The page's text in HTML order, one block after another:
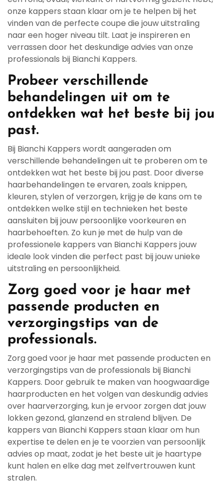
onze kappers staan klaar om je te helpen bij het
vinden van de perfecte coupe die jouw uitstraling
naar een hoger niveau tilt. Laat je inspireren en
verrassen door het deskundige advies van onze
professionals bij Bianchi Kappers.
Probeer verschillende
behandelingen uit om te
ontdekken wat het beste bij jou
past.
Bij Bianchi Kappers wordt aangeraden om
verschillende behandelingen uit te proberen om te
ontdekken wat het beste bij jou past. Door diverse
haarbehandelingen te ervaren, zoals knippen,
kleuren, stylen of verzorgen, krijg je de kans om te
ontdekken welke stijl en technieken het beste
aansluiten bij jouw persoonlijke voorkeuren en
haarbehoeften. Zo kun je met de hulp van de
professionele kappers van Bianchi Kappers jouw
ideale look vinden die perfect past bij jouw unieke
uitstraling en persoonlijkheid.
Zorg goed voor je haar met
passende producten en
verzorgingstips van de
professionals.
Zorg goed voor je haar met passende producten en
verzorgingstips van de professionals bij Bianchi
Kappers. Door gebruik te maken van hoogwaardige
haarproducten en het volgen van deskundig advies
over haarverzorging, kun je ervoor zorgen dat jouw
lokken gezond, glanzend en stralend blijven. De
kappers van Bianchi Kappers staan klaar om hun
expertise te delen en je te voorzien van persoonlijk
advies op maat, zodat je het beste uit je haartype
kunt halen en elke dag met zelfvertrouwen kunt
stralen.